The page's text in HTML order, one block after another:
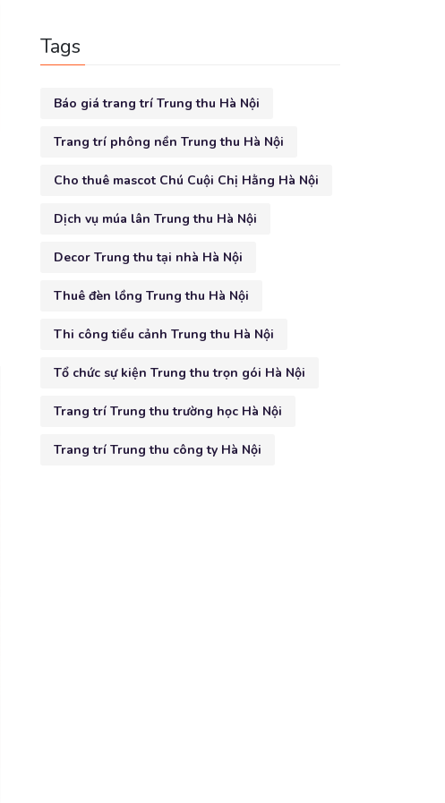
Tags
Báo giá trang trí Trung thu Hà Nội
Trang trí phông nền Trung thu Hà Nội
Cho thuê mascot Chú Cuội Chị Hằng Hà Nội
Dịch vụ múa lân Trung thu Hà Nội
Decor Trung thu tại nhà Hà Nội
Thuê đèn lồng Trung thu Hà Nội
Thi công tiểu cảnh Trung thu Hà Nội
Tổ chức sự kiện Trung thu trọn gói Hà Nội
Trang trí Trung thu trường học Hà Nội
Trang trí Trung thu công ty Hà Nội